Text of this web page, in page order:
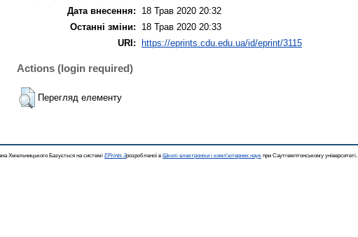
Дата внесення:
18 Трав 2020 20:32
Останні зміни:
18 Трав 2020 20:33
URI: https://eprints.cdu.edu.ua/id/eprint/3115
Actions (login required)
Перегляд елементу
Хмельницького Базується на системі EPrints 3розробленої в Школі електроніки і комп'ютерних наук при Саутгемптонському університеті.